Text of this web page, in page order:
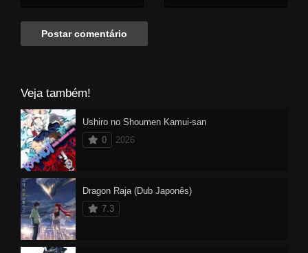
Veja também!
Ushiro no Shoumen Kamui-san
0
2026
Dragon Raja (Dub Japonês)
7.3